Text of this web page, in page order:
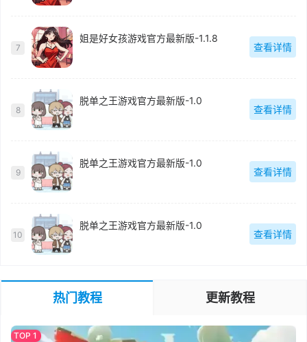
7
姐是好女孩游戏官方最新版-1.1.8
查看详情
8
脱单之王游戏官方最新版-1.0
查看详情
9
脱单之王游戏官方最新版-1.0
查看详情
10
脱单之王游戏官方最新版-1.0
查看详情
热门教程 更新教程